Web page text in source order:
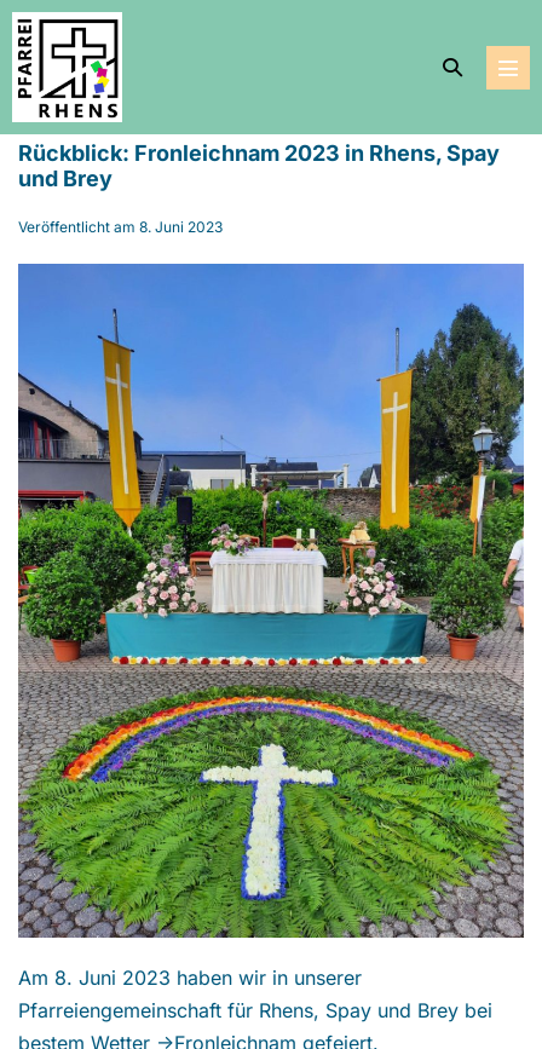
Zum
Inhalt
springen
Suche-
Rückblick: Fronleichnam 2023 in Rhens, Spay
und Brey
Veröffentlicht am 8. Juni 2023
Am 8. Juni 2023 haben wir in unserer
Pfarreiengemeinschaft für Rhens, Spay und Brey bei
bestem Wetter ->Fronleichnam gefeiert.